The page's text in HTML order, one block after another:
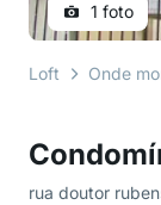
rua doutor
1 foto
Loft Onde